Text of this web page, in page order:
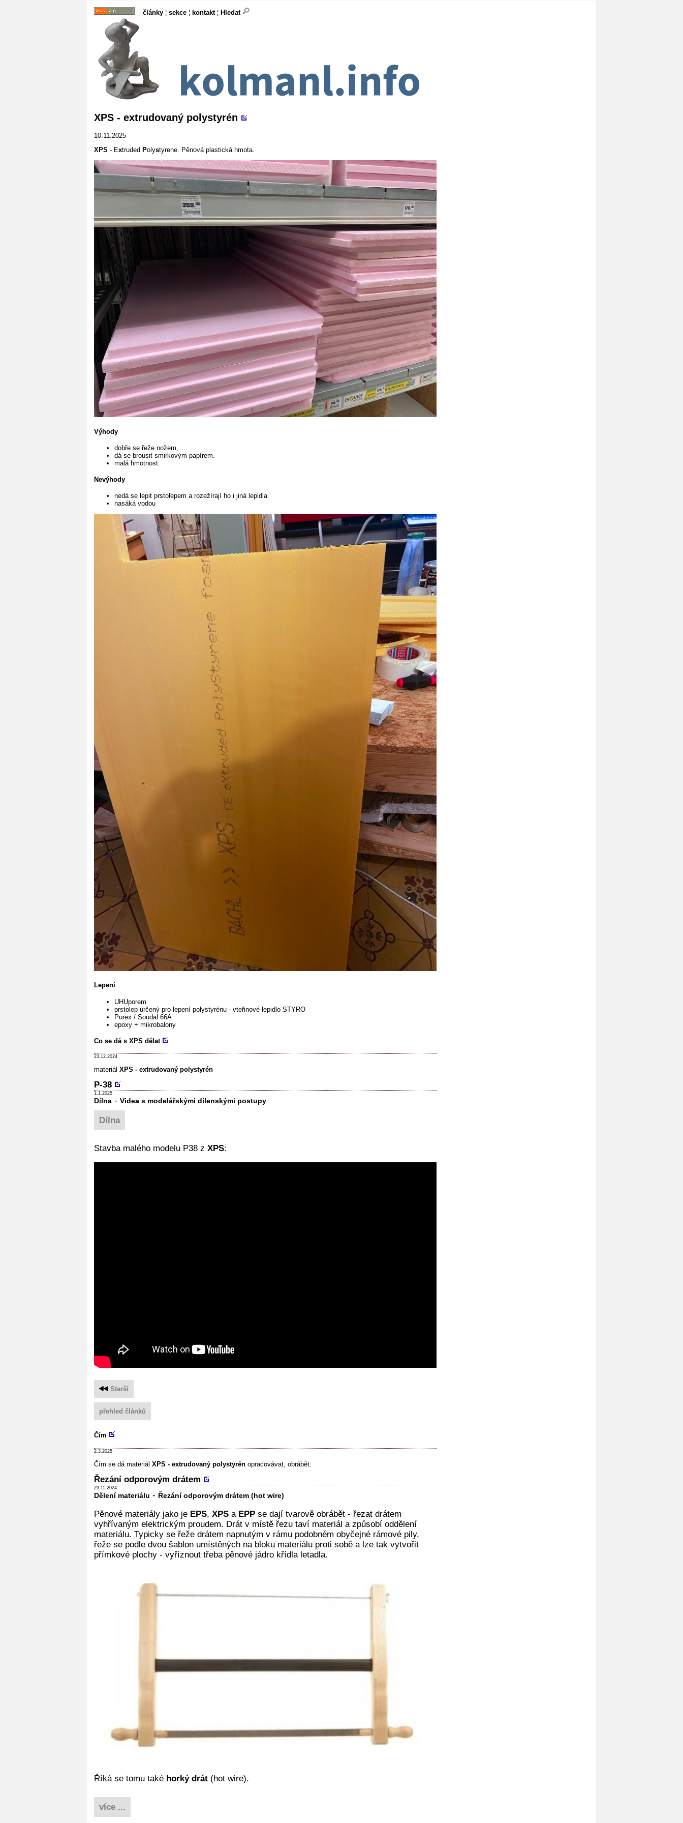
články ¦ sekce ¦ kontakt¦ Hledat
XPS - extrudovaný polystyrén
10.11.2025
XPS - Extruded Polystyrene. Pěnová plastická hmota.
Výhody
dobře se řeže nožem,
dá se brousit smirkovým papírem.
malá hmotnost
Nevýhody
nedá se lepit prstolepem a rozežírají ho i jiná lepidla
nasáká vodou
Lepení
UHUporem
prstolep určený pro lepení polystyrénu - vteřinové lepidlo STYRO
Purex / Soudal 66A
epoxy + mikrobalony
Co se dá s XPS dělat
23.12.2024
materiál XPS - extrudovaný polystyrén
P-38
1.1.2025
Dílna - Videa s modelářskými dílenskými postupy
Dílna
Stavba malého modelu P38 z XPS:
Starší
přehled článků
Čím
2.3.2025
Čím se dá materiál XPS - extrudovaný polystyrén opracovávat, obrábět:
Řezání odporovým drátem
29.11.2024
Dělení materiálu - Řezání odporovým drátem (hot wire)
Pěnové materiály jako je EPS, XPS a EPP se dají tvarově obrábět - řezat drátem
vyhřívaným elektrickým proudem. Drát v místě řezu taví materiál a způsobí oddělení
materiálu. Typicky se řeže drátem napnutým v rámu podobném obyčejné rámové pily,
řeže se podle dvou šablon umístěných na bloku materiálu proti sobě a lze tak vytvořit
přímkové plochy - vyříznout třeba pěnové jádro křídla letadla.
Říká se tomu také horký drát (hot wire).
více ...